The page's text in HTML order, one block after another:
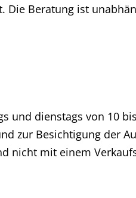
Die Beratung ist
und dienstags von 10
zur Besichtigung der
nicht mit einem